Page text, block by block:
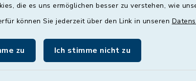
die es uns ermöglichen besser zu verstehen, wie
können Sie jederzeit über den Link in unseren
zu Ich stimme nicht zu
09:00 - 12:00 und 13:00 -
Uhr
nach Vereinbarung